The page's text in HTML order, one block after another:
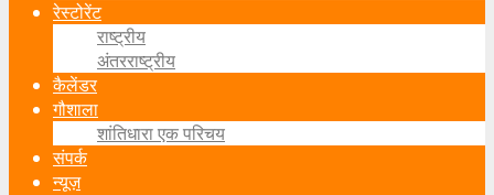
रेस्टोरेंट
राष्ट्रीय
अंतरराष्ट्रीय
कैलेंडर
गौशाला
शांतिधारा एक परिचय
संपर्क
न्यूज़